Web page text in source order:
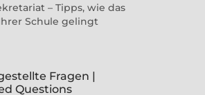
– Tipps, wie das
Schule gelingt